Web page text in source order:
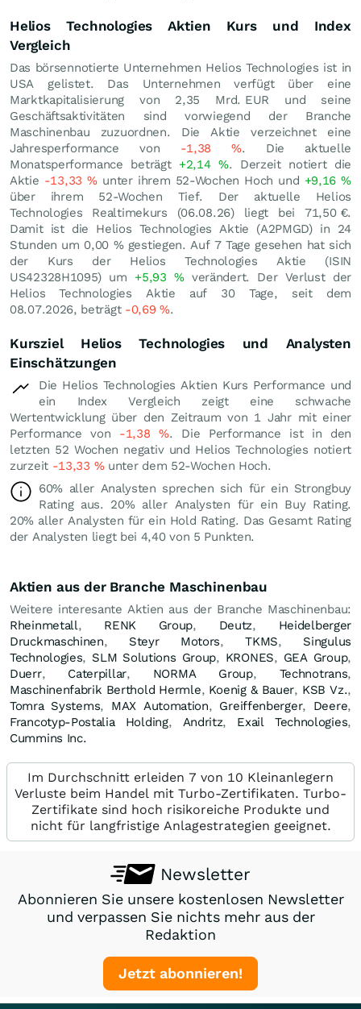
Helios Technologies Aktien Kurs und Index
Vergleich
Das börsennotierte Unternehmen Helios Technologies ist in
USA gelistet. Das Unternehmen verfügt über eine
Marktkapitalisierung von 2,35 Mrd. EUR und seine
Geschäftsaktivitäten sind vorwiegend der Branche
Maschinenbau zuzuordnen. Die Aktie verzeichnet eine
Jahresperformance von -1,38%. Die aktuelle
Monatsperformance beträgt +2,14%. Derzeit notiert die
Aktie -13,33%unter ihrem 52-Wochen Hoch und +9,16%
über ihrem 52-Wochen Tief. Der aktuelle Helios
Technologies Realtimekurs (06.08.26) liegt bei 71,50 €.
Damit ist die Helios Technologies Aktie (A2PMGD) in 24
Stunden um 0,00 %gestiegen. Auf 7 Tage gesehen hat sich
der Kurs der Helios Technologies Aktie (ISIN
US42328H1095) um +5,93 %verändert. Der Verlust der
Helios Technologies Aktie auf 30 Tage, seit dem
08.07.2026, beträgt -0,69%.
Kursziel Helios Technologies und Analysten
Einschätzungen
Die Helios Technologies Aktien Kurs Performance und
ein Index Vergleich zeigt eine schwache
Wertentwicklung über den Zeitraum von 1 Jahr mit einer
Performance von -1,38%. Die Performance ist in den
letzten 52 Wochen negativ und Helios Technologies notiert
zurzeit -13,33 %unter dem 52-Wochen Hoch.
60% aller Analysten sprechen sich für ein Strongbuy
Rating aus. 20% aller Analysten für ein Buy Rating.
20% aller Analysten für ein Hold Rating. Das Gesamt Rating
der Analysten liegt bei 4,40 von 5 Punkten.
Aktien aus der Branche Maschinenbau
Weitere interesante Aktien aus der Branche Maschinenbau:
Rheinmetall, RENK Group, Deutz, Heidelberger
Druckmaschinen, Steyr Motors,TKMS, Singulus
Technologies, SLM Solutions Group, KRONES, GEA Group,
Duerr, Caterpillar, NORMA Group, Technotrans,
Maschinenfabrik Berthold Hermle, Koenig & Bauer, KSB Vz.,
Tomra Systems, MAX Automation, Greiffenberger, Deere,
Francotyp-Postalia Holding, Andritz, Exail Technologies,
Cummins Inc.
Im Durchschnitt erleiden 7 von 10 Kleinanlegern
Verluste beim Handel mit Turbo-Zertifikaten. Turbo-
Zertifikate sind hoch risikoreiche Produkte und
nicht für langfristige Anlagestrategien geeignet.
Newsletter
Abonnieren Sie unsere kostenlosen Newsletter
und verpassen Sie nichts mehr aus der
Redaktion
Jetzt abonnieren!